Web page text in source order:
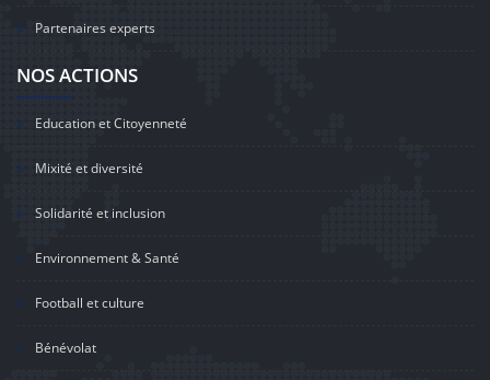
Partenaires experts
NOS ACTIONS
Education et Citoyenneté
Mixité et diversité
Solidarité et inclusion
Environnement & Santé
Football et culture
Bénévolat